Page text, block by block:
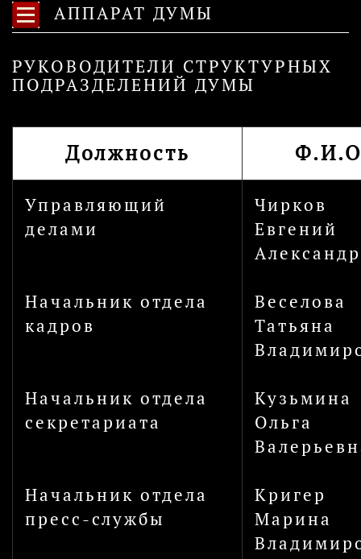
АППАРАТ ДУМЫ
РУКОВОДИТЕЛИ СТРУКТУРНЫХ
ПОДРАЗДЕЛЕНИЙ ДУМЫ
Должность
Управляющий
делами
Чирков
Евгений
Начальник отдела
кадров
Веселова
Татьяна
Начальник отдела
секретариата
Кузьмина
Ольга
Начальник отдела
пресс-службы
Кригер
Марина